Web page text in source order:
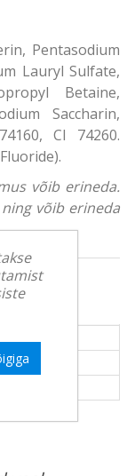
Pentasodium
Lauryl Sulfate,
Betaine,
Saccharin,
CI 74260.
võib erineda.
võib erineda